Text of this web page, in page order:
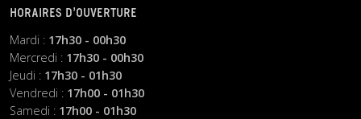
HORAIRES D’OUVERTURE
Mardi : 17h30 - 00h30
Mercredi : 17h30 - 00h30
Jeudi : 17h30 - 01h30
Vendredi : 17h00 - 01h30
Samedi : 17h00 - 01h30